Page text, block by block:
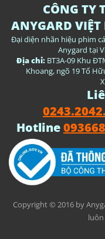
CÔNG TY
ANYGARD
Đại diện nhãn hiệu phim
Anygard tại
Địa chỉ: BT3A-09 Khu
Khoang, ngõ 19 Tố
Hotline
Copyright © 2016 by